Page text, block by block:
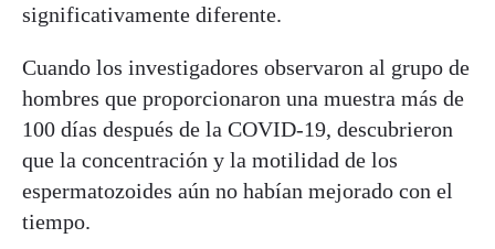
significativamente diferente.
Cuando los investigadores observaron al grupo de
hombres que proporcionaron una muestra más de
100 días después de la COVID-19, descubrieron
que la concentración y la motilidad de los
espermatozoides aún no habían mejorado con el
tiempo.